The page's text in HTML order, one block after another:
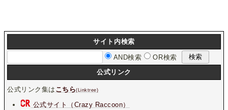
サイト内検索
AND検索
OR検索
公式リンク
公式リンク集は こちら(Linktree)
公式サイト（Crazy Raccoon）